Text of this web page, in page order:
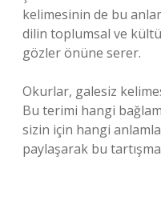
kelimesinin de bu
dilin toplumsal ve
gözler önüne serer.
Okurlar, galesiz
Bu terimi hangi
sizin için hangi
paylaşarak bu